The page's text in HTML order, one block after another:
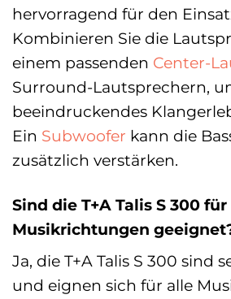
hervorragend für den
Kombinieren Sie die
einem passenden Center-
Surround-Lautsprechern,
beeindruckendes
Ein Subwoofer kann die
zusätzlich verstärken.
Sind die T+A Talis S 300
Musikrichtungen
Ja, die T+A Talis S 300 sind
und eignen sich für alle